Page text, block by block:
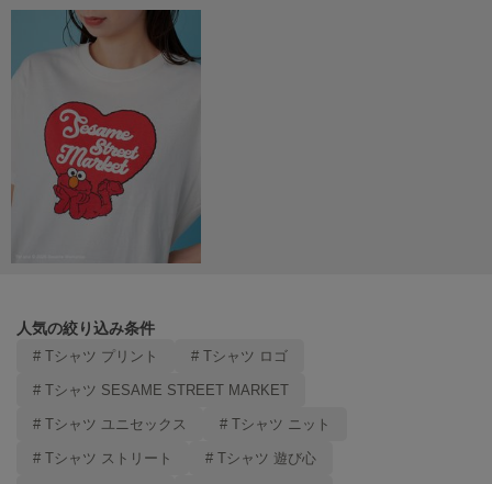
リリーブラウンランジェリー
LITTLE UNION TOKYO
リトルユニオン トウキョウ
made of Organics
メイドオブオーガニクス
MICHU COQUETTE
ミーエスミーム
ミラオーウェン
MOIGE
人気の絞り込み条件
# Tシャツ プリント # Tシャツ ロゴ
# Tシャツ SESAME STREET MARKET
# Tシャツ ユニセックス # Tシャツ ニット
# Tシャツ ストリート # Tシャツ 遊び心